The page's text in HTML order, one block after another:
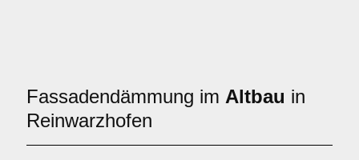
Fassadendämmung im Altbau in
Reinwarzhofen